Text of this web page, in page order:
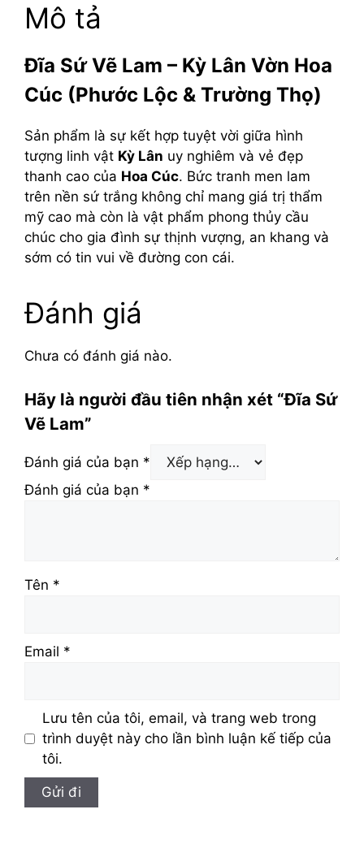
Mô tả
Đĩa Sứ Vẽ Lam – Kỳ Lân Vờn Hoa
Cúc (Phước Lộc & Trường Thọ)
Sản phẩm là sự kết hợp tuyệt vời giữa hình
tượng linh vật Kỳ Lân uy nghiêm và vẻ đẹp
thanh cao của Hoa Cúc. Bức tranh men lam
trên nền sứ trắng không chỉ mang giá trị thẩm
mỹ cao mà còn là vật phẩm phong thủy cầu
chúc cho gia đình sự thịnh vượng, an khang và
sớm có tin vui về đường con cái.
Đánh giá
Chưa có đánh giá nào.
Hãy là người đầu tiên nhận xét “Đĩa Sứ
Vẽ Lam”
Đánh giá của bạn *
Đánh giá của bạn *
Tên *
Email *
Lưu tên của tôi, email, và trang web trong
trình duyệt này cho lần bình luận kế tiếp của
tôi.